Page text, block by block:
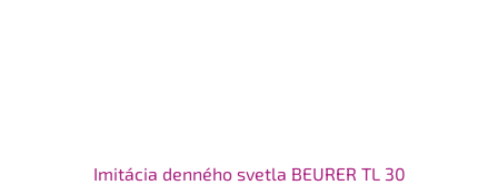
Imitácia denného svetla BEURER TL 30